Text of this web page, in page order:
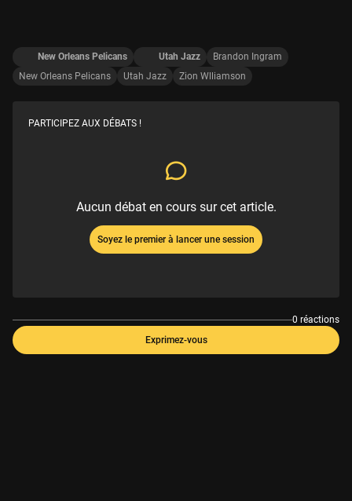
New Orleans Pelicans Utah Jazz
Brandon Ingram
New Orleans Pelicans
Utah Jazz Zion Wlliamson
PARTICIPEZ AUX DÉBATS !
Aucun débat en cours sur cet article.
Soyez le premier à lancer une session
0 réactions
Exprimez-vous